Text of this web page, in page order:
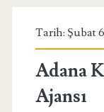
Tarih: Şubat
Adana
Ajansı